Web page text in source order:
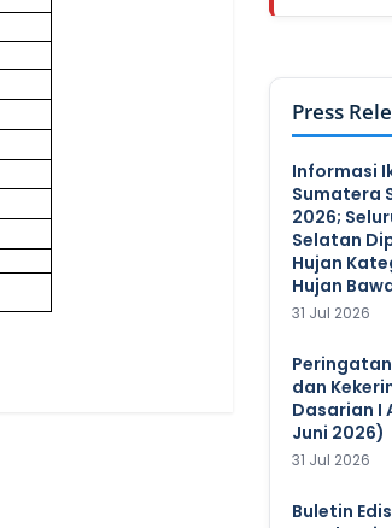
Press
Informasi
Sumatera
2026;
Selatan
Hujan
Hujan
31 Jul 2026
dan
Dasarian I
Juni 2026)
31 Jul 2026
Buletin